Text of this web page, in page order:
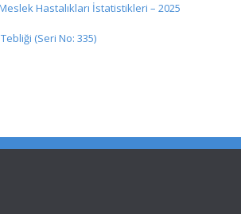
Hastalıkları İstatistikleri – 2025
(Seri No: 335)